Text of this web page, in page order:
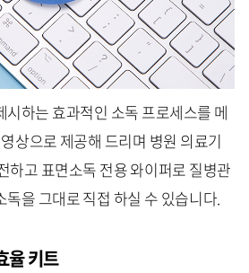
하는 효과적인 소독 프로세스를 메
상으로 제공해 드리며 병원 의료기
하고 표면소독 전용 와이퍼로 질병관
을 그대로 직접 하실 수 있습니다.
율 키트